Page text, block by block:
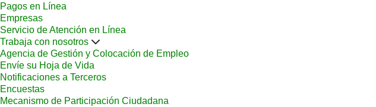
Pagos en Línea
Empresas
Servicio de Atención en Línea
Trabaja con nosotros
Agencia de Gestión y Colocación de Empleo
Envíe su Hoja de Vida
Notificaciones a Terceros
Encuestas
Mecanismo de Participación Ciudadana